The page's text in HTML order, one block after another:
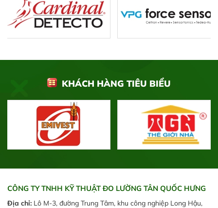
KHÁCH HÀNG TIÊU BIỂU
CÔNG TY TNHH KỸ THUẬT ĐO LƯỜNG TÂN QUỐC HƯNG
Địa chỉ: Lô M-3, đường Trung Tâm, khu công nghiệp Long Hậu,